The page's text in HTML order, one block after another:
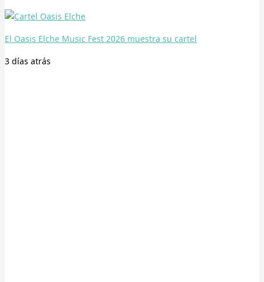
El Oasis Elche Music Fest 2026 muestra su cartel
3 días atrás